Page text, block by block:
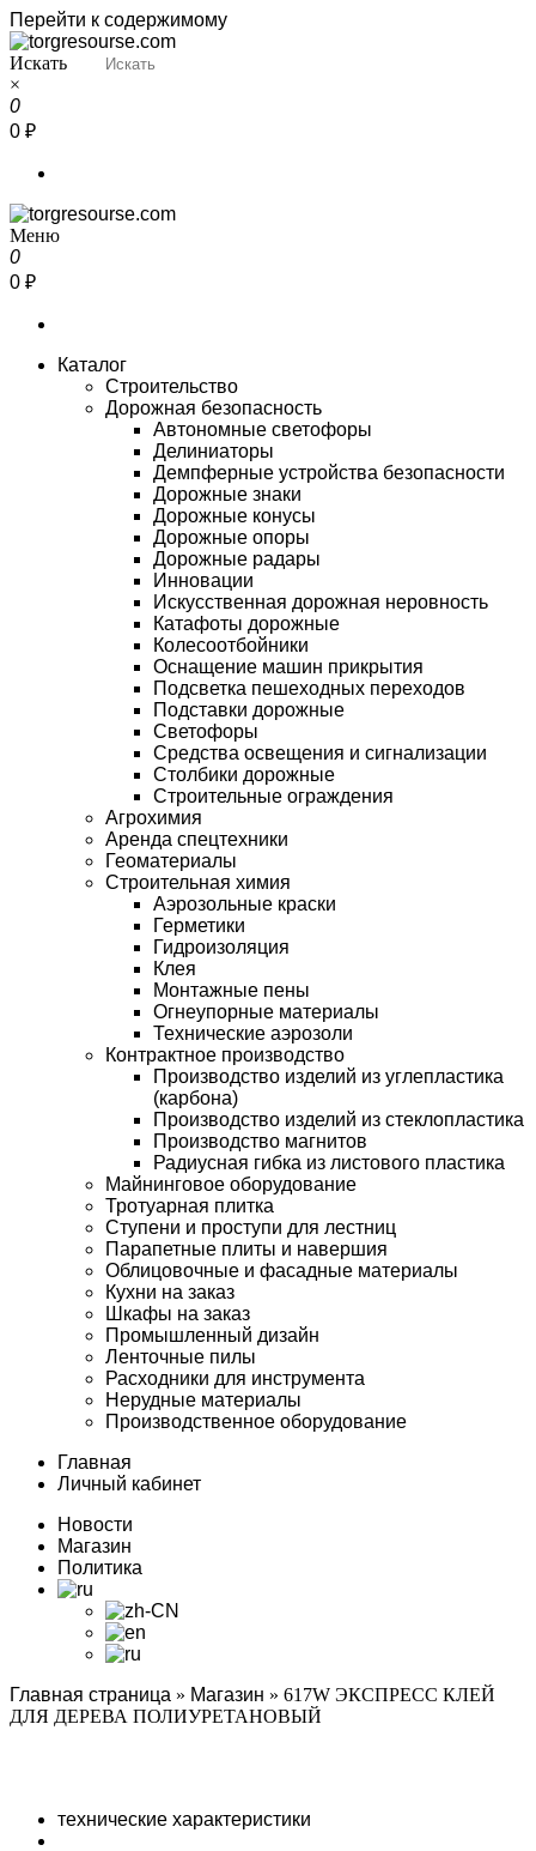
Перейти к содержимому
Torgresourse
Промышленный маркетплейс
Искать
×
0
0 ₽
Torgresourse
Промышленный маркетплейс
Меню
0
0 ₽
Каталог
Строительство
Дорожная безопасность
Автономные светофоры
Делиниаторы
Демпферные устройства безопасности
Дорожные знаки
Дорожные конусы
Дорожные опоры
Дорожные радары
Инновации
Искусственная дорожная неровность
Катафоты дорожные
Колесоотбойники
Оснащение машин прикрытия
Подсветка пешеходных переходов
Подставки дорожные
Светофоры
Средства освещения и сигнализации
Столбики дорожные
Строительные ограждения
Агрохимия
Аренда спецтехники
Геоматериалы
Строительная химия
Аэрозольные краски
Герметики
Гидроизоляция
Клея
Монтажные пены
Огнеупорные материалы
Технические аэрозоли
Контрактное производство
Производство изделий из углепластика
(карбона)
Производство изделий из стеклопластика
Производство магнитов
Радиусная гибка из листового пластика
Майнинговое оборудование
Тротуарная плитка
Ступени и проступи для лестниц
Парапетные плиты и навершия
Облицовочные и фасадные материалы
Кухни на заказ
Шкафы на заказ
Промышленный дизайн
Ленточные пилы
Расходники для инструмента
Нерудные материалы
Производственное оборудование
Главная
Личный кабинет
Новости
Магазин
Политика
Главная страница » Магазин » 617W ЭКСПРЕСС КЛЕЙ
ДЛЯ ДЕРЕВА ПОЛИУРЕТАНОВЫЙ
технические характеристики